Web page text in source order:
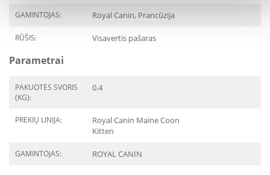
GAMINTOJAS: Royal Canin, Prancūzija
RŪŠIS: Visavertis pašaras
Parametrai
PAKUOTĖS SVORIS
(KG):
0.4
PREKIŲ LINIJA:
Royal Canin Maine Coon
Kitten
GAMINTOJAS: ROYAL CANIN